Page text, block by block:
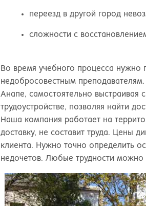
переезд в другой город
сложности с
Во время учебного процесса нужно
недобросовестным
Анапе, самостоятельно
трудоустройстве, позволяя найти
Наша компания работает на
доставку, не составит труда. Цены
клиента. Нужно точно определить
недочетов. Любые трудности можно